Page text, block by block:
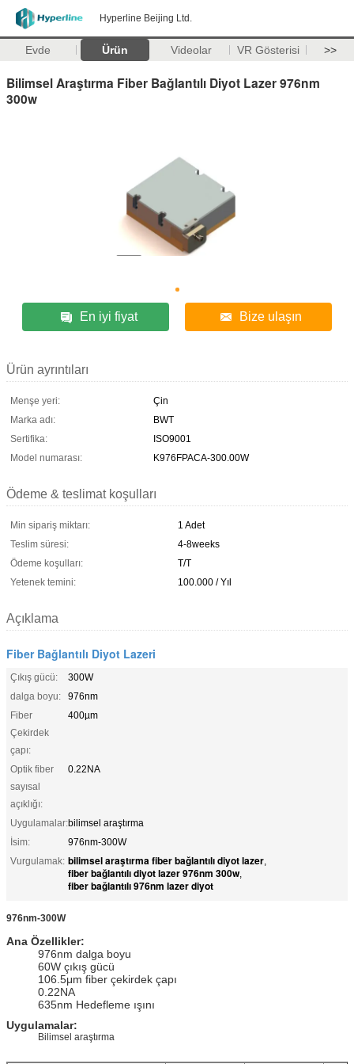
Hyperline Beijing Ltd.
Evde Ürün Videolar VR Gösterisi >>
Bilimsel Araştırma Fiber Bağlantılı Diyot Lazer 976nm
300w
En iyi fiyat Bize ulaşın
Ürün ayrıntıları
Menşe yeri:
Çin
Marka adı:
BWT
Sertifika:
ISO9001
Model numarası:
K976FPACA-300.00W
Ödeme & teslimat koşulları
Min sipariş miktarı:
1 Adet
Teslim süresi:
4-8weeks
Ödeme koşulları:
T/T
Yetenek temini:
100.000 / Yıl
Açıklama
Fiber Bağlantılı Diyot Lazeri
Çıkış gücü:
300W
dalga boyu:
976nm
Fiber
Çekirdek
çapı:
400µm
Optik fiber
sayısal
açıklığı:
0.22NA
Uygulamalar:bilimsel araştırma
İsim:
976nm-300W
Vurgulamak: bilimsel araştırma fiber bağlantılı diyot lazer,
fiber bağlantılı diyot lazer 976nm 300w,
fiber bağlantılı 976nm lazer diyot
976nm-300W
Ana Özellikler:
976nm dalga boyu
60W çıkış gücü
106.5μm fiber çekirdek çapı
0.22NA
635nm Hedefleme ışını
Uygulamalar:
Bilimsel araştırma